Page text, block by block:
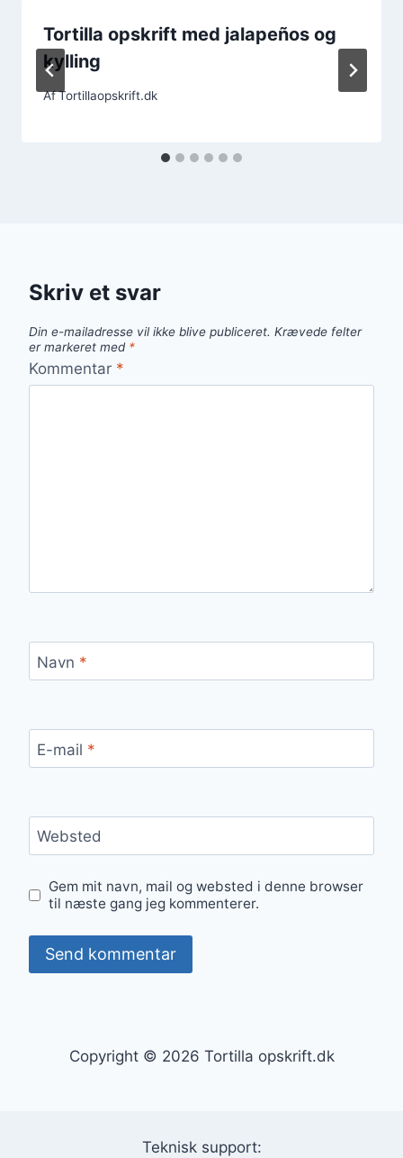
Tortilla opskrift med jalapeños og
kylling
AfTortillaopskrift.dk
Skriv et svar
Din e-mailadresse vil ikke blive publiceret. Krævede felter
er markeret med *
Kommentar *
Navn *
E-mail *
Websted
Gem mit navn, mail og websted i denne browser
til næste gang jeg kommenterer.
Copyright © 2026 Tortilla opskrift.dk
Teknisk support: